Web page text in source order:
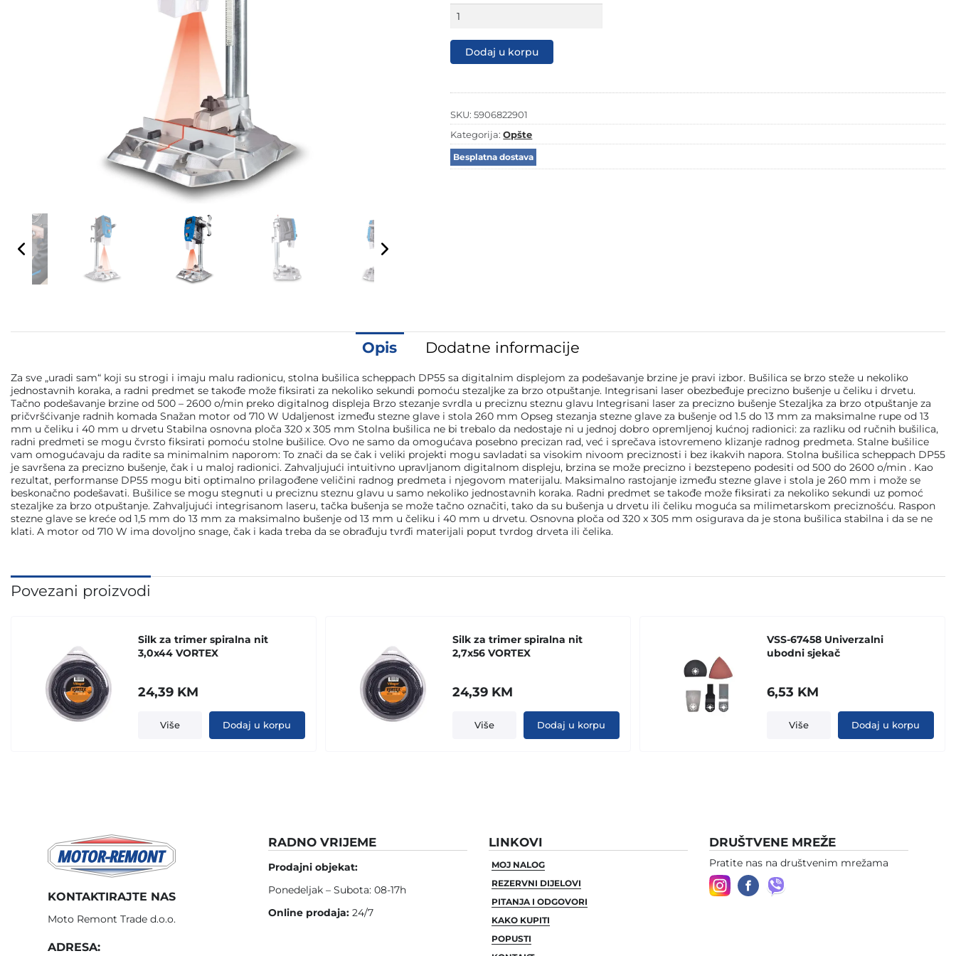
stubna
DP55
količina
Dodaj u korpu
SKU:5906822901
Kategorija:Opšte
Besplatna dostava
Opis Dodatne informacije
Za sve „uradi sam“ koji su strogi i imaju malu radionicu, stolna bušilica scheppach DP55 sa digitalnim displejom za podešavanje brzine je pravi izbor. Bušilica se brzo steže u nekoliko
jednostavnih koraka, a radni predmet se takođe može fiksirati za nekoliko sekundi pomoću stezaljke za brzo otpuštanje. Integrisani laser obezbeđuje precizno bušenje u čeliku i drvetu.
Tačno podešavanje brzine od 500 – 2600 o/min preko digitalnog displeja Brzo stezanje svrdla u preciznu steznu glavu Integrisani laser za precizno bušenje Stezaljka za brzo otpuštanje za
pričvršćivanje radnih komada Snažan motor od 710 W Udaljenost između stezne glave i stola 260 mm Opseg stezanja stezne glave za bušenje od 1.5 do 13 mm za maksimalne rupe od 13
mm u čeliku i 40 mm u drvetu Stabilna osnovna ploča 320 x 305 mm Stolna bušilica ne bi trebalo da nedostaje ni u jednoj dobro opremljenoj kućnoj radionici: za razliku od ručnih bušilica,
radni predmeti se mogu čvrsto fiksirati pomoću stolne bušilice. Ovo ne samo da omogućava posebno precizan rad, već i sprečava istovremeno klizanje radnog predmeta. Stalne bušilice
vam omogućavaju da radite sa minimalnim naporom: To znači da se čak i veliki projekti mogu savladati sa visokim nivoom preciznosti i bez ikakvih napora. Stolna bušilica scheppach DP55
je savršena za precizno bušenje, čak i u maloj radionici. Zahvaljujući intuitivno upravljanom digitalnom displeju, brzina se može precizno i bezstepeno podesiti od 500 do 2600 o/min . Kao
rezultat, performanse DP55 mogu biti optimalno prilagođene veličini radnog predmeta i njegovom materijalu. Maksimalno rastojanje između stezne glave i stola je 260 mm i može se
beskonačno podešavati. Bušilice se mogu stegnuti u preciznu steznu glavu u samo nekoliko jednostavnih koraka. Radni predmet se takođe može fiksirati za nekoliko sekundi uz pomoć
stezaljke za brzo otpuštanje. Zahvaljujući integrisanom laseru, tačka bušenja se može tačno označiti, tako da su bušenja u drvetu ili čeliku moguća sa milimetarskom preciznošću. Raspon
stezne glave se kreće od 1,5 mm do 13 mm za maksimalno bušenje od 13 mm u čeliku i 40 mm u drvetu. Osnovna ploča od 320 x 305 mm osigurava da je stona bušilica stabilna i da se ne
klati. A motor od 710 W ima dovoljno snage, čak i kada treba da se obrađuju tvrđi materijali poput tvrdog drveta ili čelika.
Povezani proizvodi
Silk za trimer spiralna nit
3,0x44 VORTEX
24,39 KM
Više Dodaj u korpu
Silk za trimer spiralna nit
2,7x56 VORTEX
24,39 KM
Više Dodaj u korpu
VSS-67458 Univerzalni
ubodni sjekač
6,53 KM
Više Dodaj u korpu
KONTAKTIRAJTE NAS
Moto Remont Trade d.o.o.
ADRESA:
RADNO VRIJEME
Prodajni objekat:
Ponedeljak – Subota: 08-17h
Online prodaja: 24/7
LINKOVI
MOJ NALOG
REZERVNI DIJELOVI
PITANJA I ODGOVORI
KAKO KUPITI
POPUSTI
DRUŠTVENE MREŽE
Pratite nas na društvenim mrežama